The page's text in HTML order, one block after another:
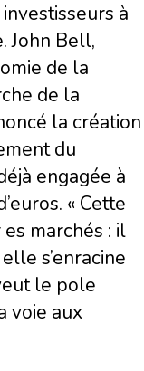
à
John Bell,
de la
de la
la création
du
engagée à
« Cette
marchés : il
s’enracine
le pole
voie aux